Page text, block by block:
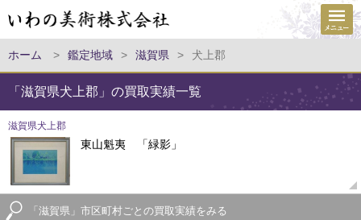
ホーム > 鑑定地域 > 滋賀県 > 犬上郡
「滋賀県犬上郡」の買取実績一覧
滋賀県犬上郡
東山魁夷 「緑影」
「滋賀県」市区町村ごとの買取実績をみる